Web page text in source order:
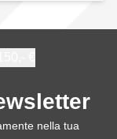
nella tua